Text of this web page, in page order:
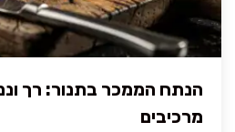
מרכיבים